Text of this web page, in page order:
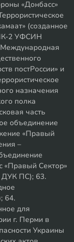
«Донбасс»
(созданное
2 УФСИН
постРоссии» и
назначения
полка
часть
объединение
«Правый
–
«Правый Сектор»
ДУК ПС); 63.
64.
для
г. Перми в
Украины